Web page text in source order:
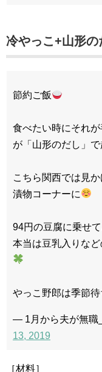
冷やっこ+山形の
節約ご飯
食べたい時にそれ
が「山形のだし」
こちら関西では見
漬物コーナーに
94円の豆腐に乗せ
本当は豆乳入りな
やっこ野郎は季節待
— 1月から夫が無職
13, 2019
［材料］